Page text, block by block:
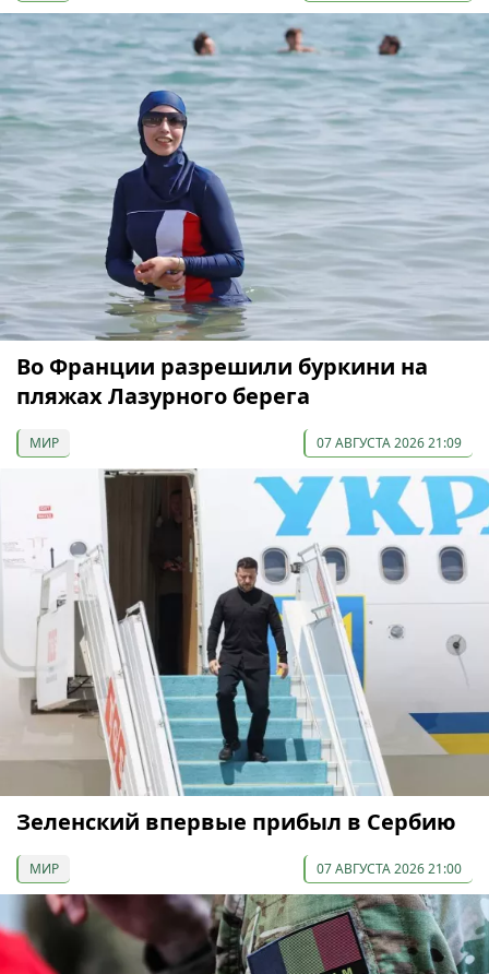
Во Франции разрешили буркини на
пляжах Лазурного берега
МИР 07 АВГУСТА 2026 21:09
Зеленский впервые прибыл в Сербию
МИР 07 АВГУСТА 2026 21:00